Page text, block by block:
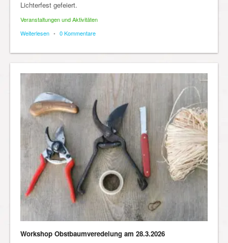
Lichterfest gefeiert.
Veranstaltungen und Aktivitäten
Weiterlesen • 0 Kommentare
Workshop Obstbaumveredelung am 28.3.2026